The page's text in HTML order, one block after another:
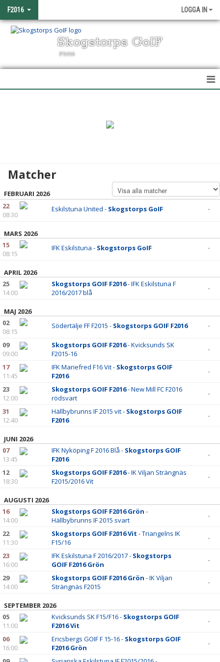
F2016 LOGGA IN
Skogstorps GoIF
F2016
BILDGALLERI
KONTAKT
Matcher
FEBRUARI 2026
22
08:30
Eskilstuna United - Skogstorps GoIF -
MARS 2026
15
08:15
IFK Eskilstuna - Skogstorps GoIF -
APRIL 2026
25
14:00
Skogstorps GOIF F2016- IFK Eskilstuna F
2016/2017 blå
-
MAJ 2026
02
08:15
Södertälje FF F2015 - Skogstorps GOIF F2016 -
09
09:00
Skogstorps GOIF F2016- Kvicksunds SK
F2015-16
-
17
11:45
IFK Mariefred F16 Vit - Skogstorps GOIF
F2016
-
23
12:00
Skogstorps GOIF F2016- New Mill FC F2016
rödsvart
-
31
12:40
Hällbybrunns IF 2015 vit - Skogstorps GOIF
F2016
-
JUNI 2026
07
13:45
IFK Nyköping F 2016 Blå - Skogstorps GOIF
F2016
-
12
18:30
Skogstorps GOIF F2016- IK Viljan Strängnäs
F2015/2016 Vit
-
AUGUSTI 2026
16
14:00
Skogstorps GOIF F2016 Grön -
Hällbybrunns IF 2015 svart
-
22
11:30
Skogstorps GOIF F2016 Vit - Triangelns IK
F15/16
-
23
16:00
IFK Eskilstuna F 2016/2017 - Skogstorps
GOIF F2016 Grön
-
29
14:00
Skogstorps GOIF F2016 Grön - IK Viljan
Strängnäs F2015
-
SEPTEMBER 2026
05
11:00
Kvicksunds SK F15/F16 - Skogstorps GOIF
F2016 Vit
-
06
16:00
Ericsbergs GOIF F 15-16 - Skogstorps GOIF
F2016 Grön
-